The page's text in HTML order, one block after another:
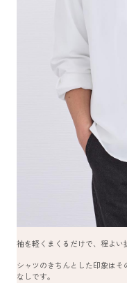
袖を軽くまくるだけで、程よい
シャツのきちんとした印象は
なしです。